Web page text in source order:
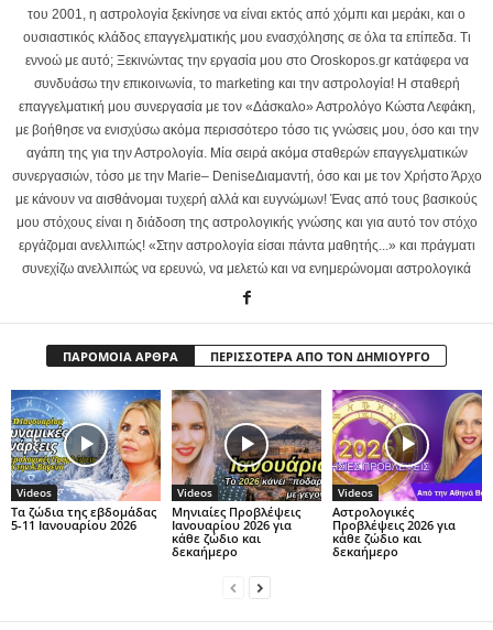
του 2001, η αστρολογία ξεκίνησε να είναι εκτός από χόμπι και μεράκι, και ο
ουσιαστικός κλάδος επαγγελματικής μου ενασχόλησης σε όλα τα επίπεδα. Τι
εννοώ με αυτό; Ξεκινώντας την εργασία μου στο Oroskopos.gr κατάφερα να
συνδυάσω την επικοινωνία, το marketing και την αστρολογία! Η σταθερή
επαγγελματική μου συνεργασία με τον «Δάσκαλο» Αστρολόγο Κώστα Λεφάκη,
με βοήθησε να ενισχύσω ακόμα περισσότερο τόσο τις γνώσεις μου, όσο και την
αγάπη της για την Αστρολογία. Μία σειρά ακόμα σταθερών επαγγελματικών
συνεργασιών, τόσο με την Marie– DeniseΔιαμαντή, όσο και με τον Χρήστο Άρχο
με κάνουν να αισθάνομαι τυχερή αλλά και ευγνώμων! Ένας από τους βασικούς
μου στόχους είναι η διάδοση της αστρολογικής γνώσης και για αυτό τον στόχο
εργάζομαι ανελλιπώς! «Στην αστρολογία είσαι πάντα μαθητής...» και πράγματι
συνεχίζω ανελλιπώς να ερευνώ, να μελετώ και να ενημερώνομαι αστρολογικά
ΠΑΡΟΜΟΙΑ ΑΡΘΡΑ ΠΕΡΙΣΣΟΤΕΡΑ ΑΠΟ ΤΟΝ ΔΗΜΙΟΥΡΓΟ
Videos
Τα ζώδια της εβδομάδας
5-11 Ιανουαρίου 2026
Videos
Μηνιαίες Προβλέψεις
Ιανουαρίου 2026 για
κάθε ζώδιο και
δεκαήμερο
Videos
Αστρολογικές
Προβλέψεις 2026 για
κάθε ζώδιο και
δεκαήμερο